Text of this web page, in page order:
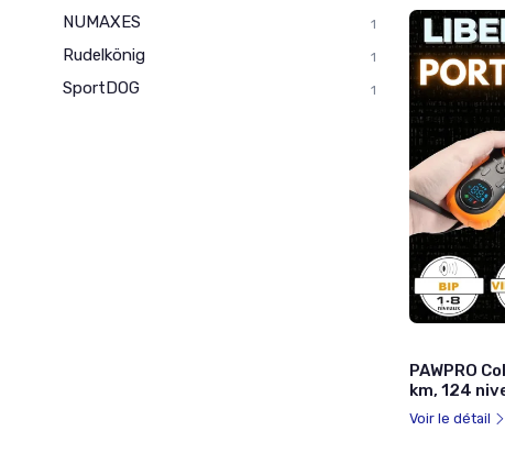
NUMAXES 1
Rudelkönig 1
SportDOG 1
PAWPRO
km, 124
Voir le détail